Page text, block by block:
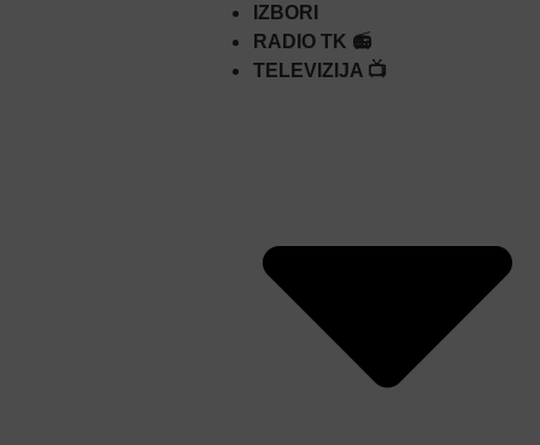
IZBORI
RADIO TK 📻
TELEVIZIJA 📺